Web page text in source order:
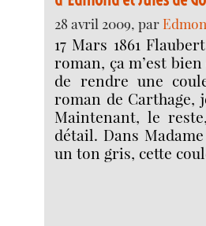
28 avril 2009, par
17 Mars 1861
roman, ça m’est
de rendre une
roman de Carthage,
Maintenant, le
détail. Dans
un ton gris, cette